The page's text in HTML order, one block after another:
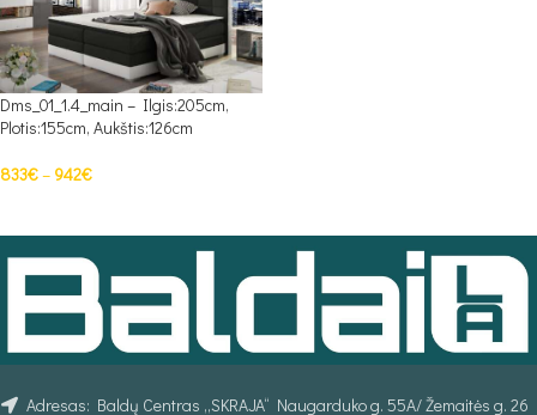
Dms_01_1.4_main – Ilgis:205cm,
Plotis:155cm, Aukštis:126cm
833€– 942€
Adresas: Baldų Centras „SKRAJA“ Naugarduko g. 55A/ Žemaitės g. 26